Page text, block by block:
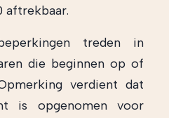
aftrekbaar.
treden in
die beginnen op of
verdient dat
is opgenomen voor